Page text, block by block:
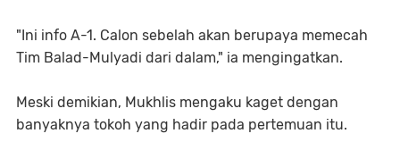
"Ini info A-1. Calon sebelah akan berupaya memecah
Tim Balad-Mulyadi dari dalam," ia mengingatkan.
Meski demikian, Mukhlis mengaku kaget dengan
banyaknya tokoh yang hadir pada pertemuan itu.